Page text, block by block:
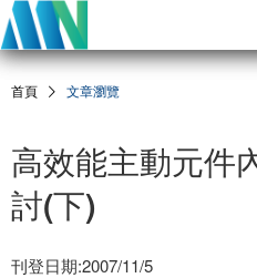
首頁 文章瀏覽
高效能主動元件
討(下)
刊登日期:2007/11/5